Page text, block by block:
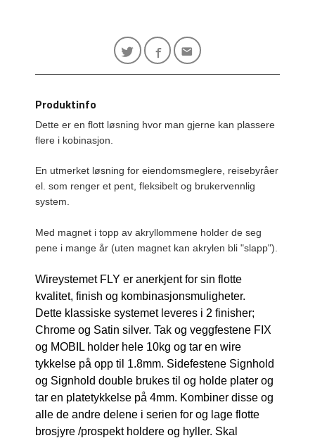
Produktinfo
Dette er en flott løsning hvor man gjerne kan plassere
flere i kobinasjon.
En utmerket løsning for eiendomsmeglere, reisebyråer
el. som renger et pent, fleksibelt og brukervennlig
system.
Med magnet i topp av akryllommene holder de seg
pene i mange år (uten magnet kan akrylen bli "slapp").
Wireystemet FLY er anerkjent for sin flotte
kvalitet, finish og kombinasjonsmuligheter.
Dette klassiske systemet leveres i 2 finisher;
Chrome og Satin silver. Tak og veggfestene FIX
og MOBIL holder hele 10kg og tar en wire
tykkelse på opp til 1.8mm. Sidefestene Signhold
og Signhold double brukes til og holde plater og
tar en platetykkelse på 4mm. Kombiner disse og
alle de andre delene i serien for og lage flotte
brosjyre /prospekt holdere og hyller. Skal